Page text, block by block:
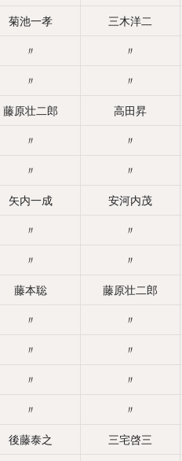
菊池一孝 三木洋二
〃 〃
〃 〃
藤原壮二郎 高田昇
〃 〃
〃 〃
矢内一成 安河内茂
〃 〃
〃 〃
藤本聡 藤原壮二郎
〃 〃
〃 〃
〃 〃
〃 〃
後藤泰之 三宅啓三